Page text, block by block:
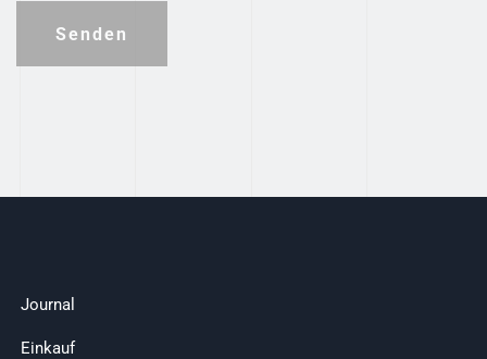
Senden
Journal
Einkauf